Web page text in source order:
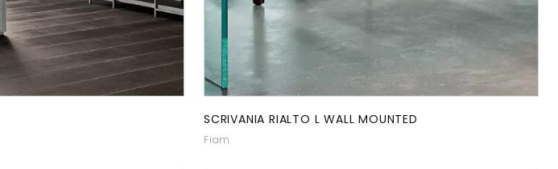
SCRIVANIA RIALTO L WALL MOUNTED
Fiam